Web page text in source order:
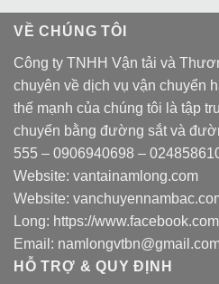
VỀ CHÚNG TÔI
Công ty TNHH Vận tải và
chuyên về dịch vụ vận chuyển
thế mạnh của chúng tôi là tập
chuyển bằng đường sắt và
555 – 0906940698 –
Website: vantainamlong.com
Website:
Long: https://
Email:
HỖ TRỢ & QUY ĐỊNH